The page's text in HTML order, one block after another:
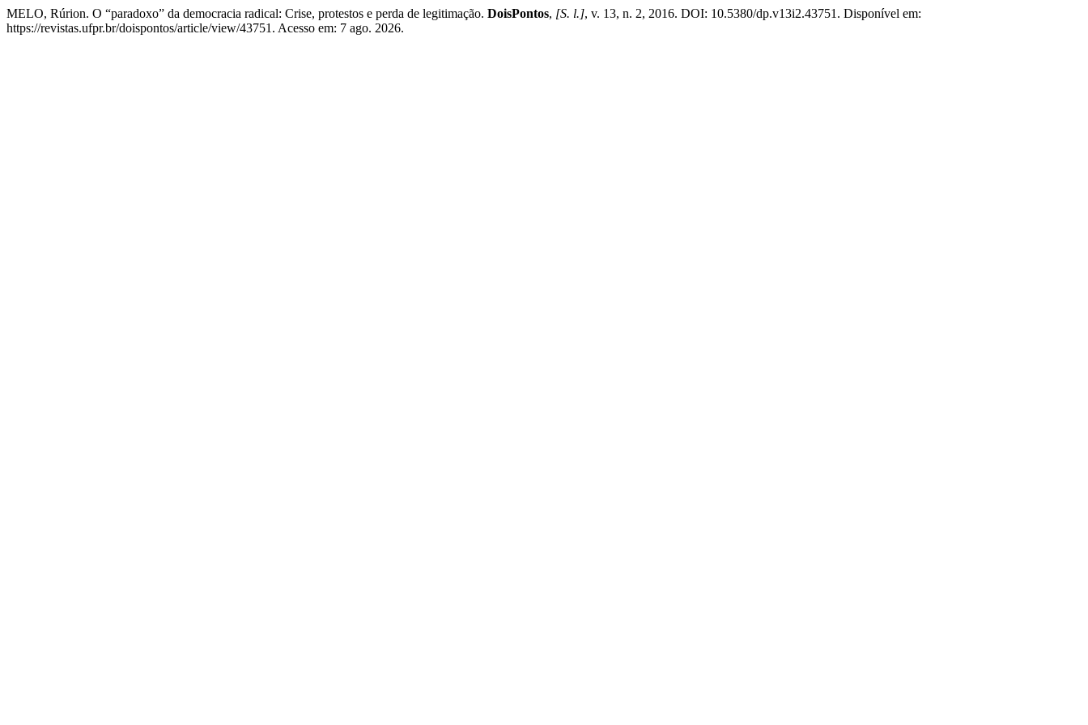
MELO, Rúrion. O “paradoxo” da democracia radical: Crise, protestos e perda de legitimação. DoisPontos, [S. l.], v. 13, n. 2, 2016. DOI: 10.5380/dp.v13i2.43751. Disponível em:
https://revistas.ufpr.br/doispontos/article/view/43751. Acesso em: 7 ago. 2026.